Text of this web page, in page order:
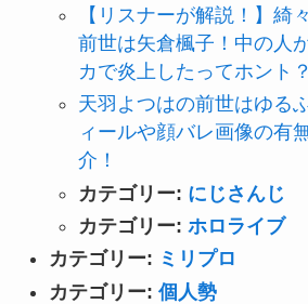
【リスナーが解説！】綺
前世は矢倉楓子！中の人
カで炎上したってホント？
天羽よつはの前世はゆる
ィールや顔バレ画像の有
介！
カテゴリー: にじさんじ
カテゴリー: ホロライブ
カテゴリー: ミリプロ
カテゴリー: 個人勢